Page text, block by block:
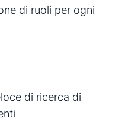
di ruoli per ogni
di ricerca di